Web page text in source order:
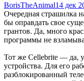
BorisTheAnimal14 дек
Очередная страшилка
бы оправдать свое
грантов. Да, много
программы не
Тот же Cellebrite — да,
устройства. Для его
разблокированный